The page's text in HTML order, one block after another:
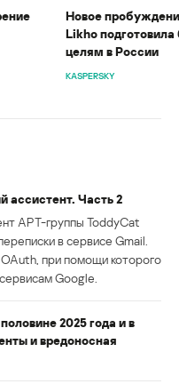
Новое
Likho
целям в России
KASPERSKY
ассистент. Часть 2
APT-группы ToddyCat
в сервисе Gmail.
при помощи которого
Google.
2025 года и в
и вредоносная